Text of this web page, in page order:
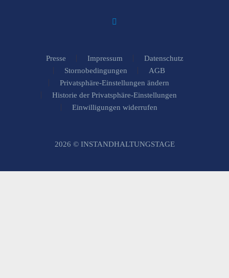
Presse Impressum
Datenschutz
Stornobedingungen
AGB
Privatsphäre-Einstellungen ändern
Historie der Privatsphäre-Einstellungen
Einwilligungen widerrufen
2026 © INSTANDHALTUNGSTAGE